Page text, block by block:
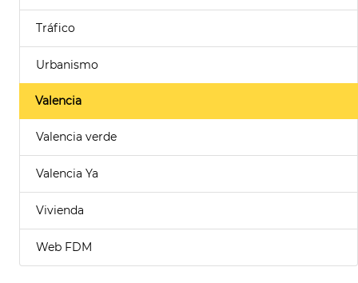
Tráfico
Urbanismo
Valencia
Valencia verde
Valencia Ya
Vivienda
Web FDM